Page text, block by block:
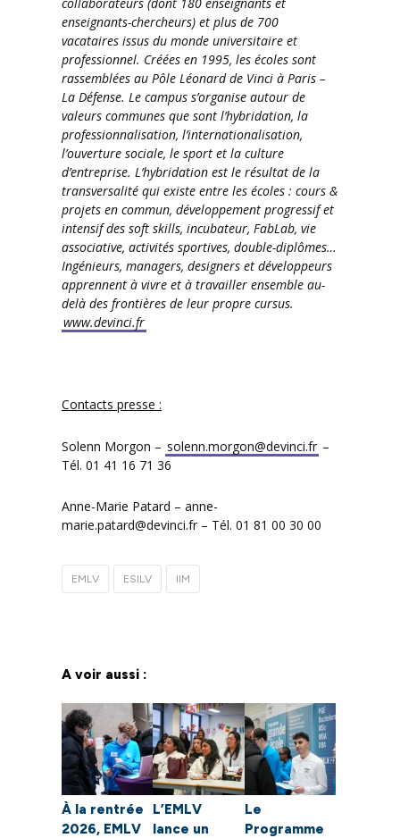
enseignants-chercheurs) et plus de 700
vacataires issus du monde universitaire et
professionnel. Créées en 1995, les écoles sont
rassemblées au Pôle Léonard de Vinci à Paris –
La Défense. Le campus s’organise autour de
valeurs communes que sont l’hybridation, la
professionnalisation, l’internationalisation,
l’ouverture sociale, le sport et la culture
d’entreprise. L’hybridation est le résultat de la
transversalité qui existe entre les écoles : cours &
projets en commun, développement progressif et
intensif des soft skills, incubateur, FabLab, vie
associative, activités sportives, double-diplômes…
Ingénieurs, managers, designers et développeurs
apprennent à vivre et à travailler ensemble au-
delà des frontières de leur propre cursus.
www.devinci.fr
Contacts presse :
Solenn Morgon – solenn.morgon@devinci.fr –
Tél. 01 41 16 71 36
Anne-Marie Patard – anne-
marie.patard@devinci.fr – Tél. 01 81 00 30 00
EMLV ESILV IIM
A voir aussi :
À la rentrée
2026, EMLV
L’EMLV
lance un
Le
Programme